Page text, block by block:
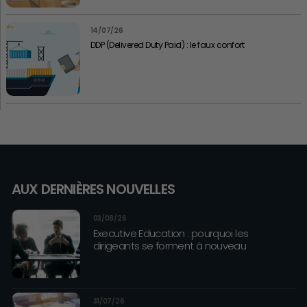
14/07/26
DDP (Delivered Duty Paid) : le faux confort
AUX DERNIÈRES NOUVELLES
03/08/26
Executive Education : pourquoi les
dirigeants se forment à nouveau
31/07/26